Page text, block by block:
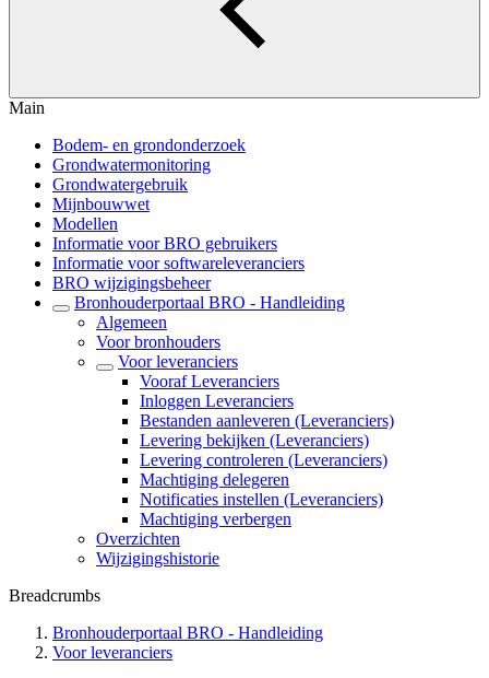
Main
Bodem- en grondonderzoek
Grondwatermonitoring
Grondwatergebruik
Mijnbouwwet
Modellen
Informatie voor BRO gebruikers
Informatie voor softwareleveranciers
BRO wijzigingsbeheer
Bronhouderportaal BRO - Handleiding
Algemeen
Voor bronhouders
Voor leveranciers
Vooraf Leveranciers
Inloggen Leveranciers
Bestanden aanleveren (Leveranciers)
Levering bekijken (Leveranciers)
Levering controleren (Leveranciers)
Machtiging delegeren
Notificaties instellen (Leveranciers)
Machtiging verbergen
Overzichten
Wijzigingshistorie
Breadcrumbs
Bronhouderportaal BRO - Handleiding
Voor leveranciers